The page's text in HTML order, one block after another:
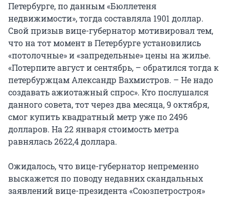
Петербурге, по данным «Бюллетеня
недвижимости», тогда составляла 1901 доллар.
Свой призыв вице-губернатор мотивировал тем,
что на тот момент в Петербурге установились
«потолочные» и «запредельные» цены на жилье.
«Потерпите август и сентябрь, – обратился тогда к
петербуржцам Александр Вахмистров. – Не надо
создавать ажиотажный спрос». Кто послушался
данного совета, тот через два месяца, 9 октября,
смог купить квадратный метр уже по 2496
долларов. На 22 января стоимость метра
равнялась 2622,4 доллара.
Ожидалось, что вице-губернатор непременно
выскажется по поводу недавних скандальных
заявлений вице-президента «Союзпетростроя»